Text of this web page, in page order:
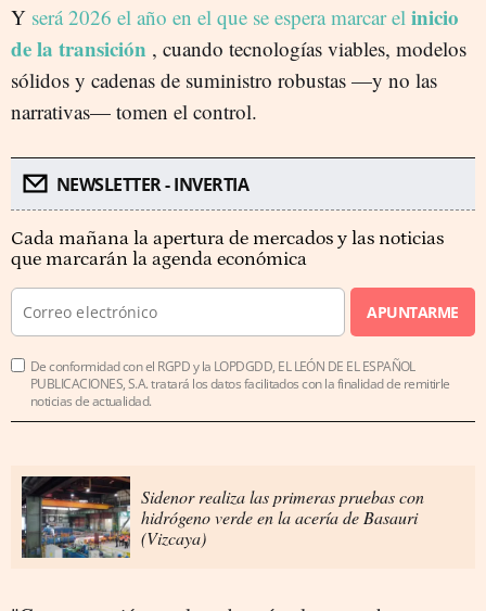
Y será2026 el año en el que se espera marcar el inicio
de la transición , cuando tecnologías viables, modelos
sólidos y cadenas de suministro robustas —y no las
narrativas— tomen el control.
NEWSLETTER - INVERTIA
Cada mañana la apertura de mercados y las noticias
que marcarán la agenda económica
APUNTARME
De conformidad con el RGPD y la LOPDGDD, EL LEÓN DE EL ESPAÑOL
PUBLICACIONES, S.A. tratará los datos facilitados con la finalidad de remitirle
noticias de actualidad.
Sidenor realiza las primeras pruebas con
hidrógeno verde en la acería de Basauri
(Vizcaya)